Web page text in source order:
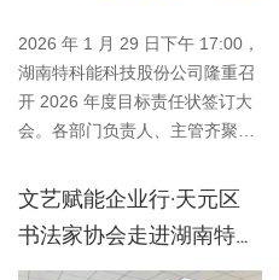
2026 年 1 月 29 日下午 17:00，
湖南特科能科技股份公司隆重召
开 2026 年度目标责任状签订大
会。各部门负责人、主管齐聚一
文艺赋能企业行·天元区
书法家协会走进湖南特科
能科技股份有限公司